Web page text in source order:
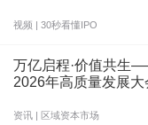
视频 | 30秒看懂IPO
万亿启程·价值共生
2026年高质量发展大
资讯 | 区域资本市场